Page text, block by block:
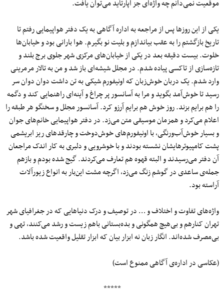
موقعیت نمی‌دانم چه واژه‌ای جز آپارتاید می‌توان یافت.
یکی از این روزها پس از مراجعه به اداره آگاهی به یک دفتر هواپیمایی رفتم تا
تاریخ بازگشتم را به عقب بیاندازم و بلیت نو بگیرم. هوا بارانی بود و خیابان‌ها
خلوت. بیست دقیقه بعد در یکی از خیابان‌های مرکزی شهر جلوی برج بلند و
تازه‌سازی از تاکسی پیاده شدم. در مجلل شیشه‌ای باز شد و من به تالار مرمرینی
وارد شدم. یک دربان خوش‌زبان که اونیفورم‌ شیکی به تن داشت دوان دوان سر
رسید تا خوش‌آمد بگوید و مرا به آسانسور پر چراغ و آینه‌ای راهنمایی کند و دگمه
را هم برایم بزند. روز خوش هم برایم آرزو کرد. آسانسور مجلل و سخنگو هر طبقه را
اعلام می‌کرد و همزمان موسیقی متن می‌زد. در دفتر هواپیمایی خانم‌های جوان
و بسیار خوش‌آب‌ورنگی، با اونیفورم‌های خوش‌دوخت و چارقدهای ریز ابریشمی
پشت کامپیوترهایشان نشسته بودند و با خوشرویی و دلبری به کار اندک مراجعان
آن دفتر می‌رسیدند و البته قهوه هم تعارف می‌کردند. گیج شده بودم و بازهم
جمله‌ی ساعدی در گوشم زنگ می‌زد، اگرچه مشت این‌بار به انواع زیورآلات
آراسته بود.
واژه‌های تفاوت و اختلاف و … در توصیف و درک دنیاهایی که در جغرافیای شهر
تهران کنارهم و بی‌هیچ همگونی و بده‌بستانی باهم زیست و رشد می‌کنند، تهی و
بی‌مصرف شده‌اند. انگار زبان نه ابزار بیان که ابزار تقلیل واقعیت شده باشد.
(عکاسی در اداره‌ی آگاهی ممنوع است)
*****